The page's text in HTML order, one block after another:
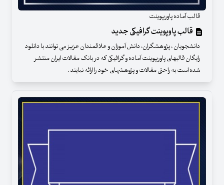
قالب آماده پاورپوینت
قالب پاوپوینت گرافیکی جدید
دانشجویان ، پژوهشگران، دانش آموزان و علاقمندان عزیز می توانند با دانلود
رایگان قالبهای پاورپوینت آماده و گرافیکی که در بانک مقالات ایران منتشر
شده است به راحتی مقالات و پژوهشهای خود را ارائه نمایند .